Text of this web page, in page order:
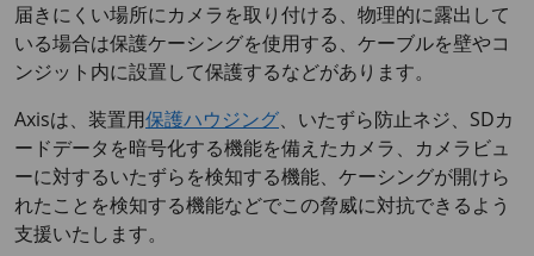
届きにくい場所にカメラを取り付ける、物理的に露出して
いる場合は保護ケーシングを使用する、ケーブルを壁やコ
ンジット内に設置して保護するなどがあります。
Axisは、装置用保護ハウジング、いたずら防止ネジ、SDカ
ードデータを暗号化する機能を備えたカメラ、カメラビュ
ーに対するいたずらを検知する機能、ケーシングが開けら
れたことを検知する機能などでこの脅威に対抗できるよう
支援いたします。